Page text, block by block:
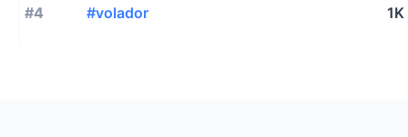
#4 #volador 1K